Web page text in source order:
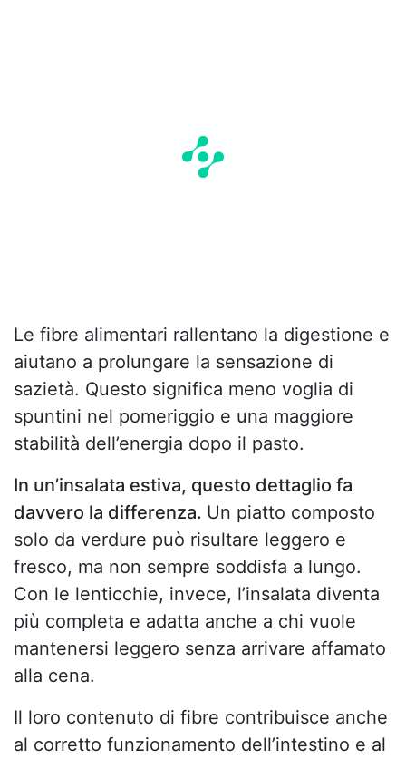
Le fibre alimentari rallentano la digestione e
aiutano a prolungare la sensazione di
sazietà. Questo significa meno voglia di
spuntini nel pomeriggio e una maggiore
stabilità dell’energia dopo il pasto.
In un’insalata estiva, questo dettaglio fa
davvero la differenza. Un piatto composto
solo da verdure può risultare leggero e
fresco, ma non sempre soddisfa a lungo.
Con le lenticchie, invece, l’insalata diventa
più completa e adatta anche a chi vuole
mantenersi leggero senza arrivare affamato
alla cena.
Il loro contenuto di fibre contribuisce anche
al corretto funzionamento dell’intestino e al